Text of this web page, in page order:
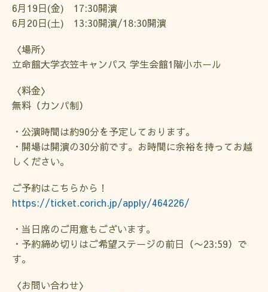
6月19日(金) 17:30開演
6月20日(土) 13:30開演/18:30開演
〈場所〉
立命館大学衣笠キャンパス 学生会館1階小ホール
〈料金〉
無料（カンパ制）
・公演時間は約90分を予定しております。
・開場は開演の30分前です。お時間に余裕を持ってお越
しください。
ご予約はこちらから！
https://ticket.corich.jp/apply/464226/
・当日席のご用意もございます。
・予約締め切りはご希望ステージの前日（〜23:59）で
す。
〈お問い合わせ〉